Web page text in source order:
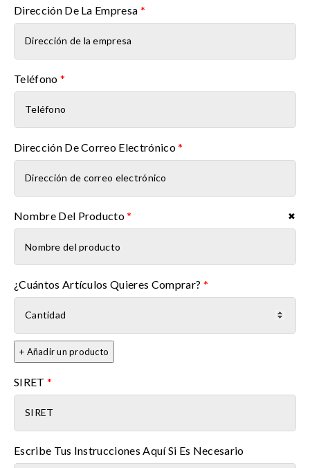
Dirección De La Empresa *
Teléfono *
Dirección De Correo Electrónico*
Nombre Del Producto*
Nombre del producto
¿Cuántos Artículos Quieres Comprar? *
✖
+ Añadir un producto
SIRET *
Escribe Tus Instrucciones Aquí Si Es Necesario